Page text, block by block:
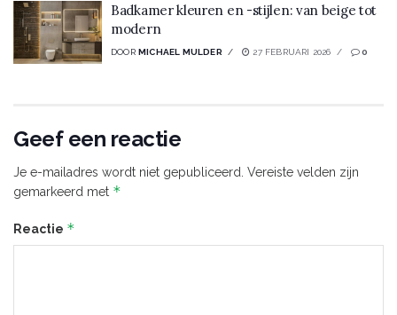
Badkamer kleuren en -stijlen: van beige tot
modern
DOOR MICHAEL MULDER 27 FEBRUARI 2026 0
Geef een reactie
Je e-mailadres wordt niet gepubliceerd. Vereiste velden zijn
gemarkeerd met *
Reactie *